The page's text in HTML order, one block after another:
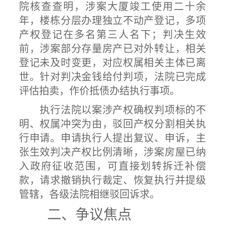
院核查查明，涉案大厦竣工使用二十余
年，楼栋分层办理独立不动产登记，多项
产权登记在多名第三人名下；判决生效
前，涉案部分存量房产已对外转让，相关
登记未及时变更，对应权属相关主体已离
世。针对判决金钱给付判项，法院已完成
评估拍卖，作价抵债办结执行事项。
执行法院以案涉产权确权判项标的不
明、权属冲突为由，驳回产权分割相关执
行申请。申请执行人提出复议、申诉，主
张生效判决产权比例清晰，涉案房屋已纳
入政府征收范围，可直接划转拆迁补偿
款，请求撤销执行裁定、恢复执行并提级
管辖，各级法院相继驳回诉求。
二、争议焦点